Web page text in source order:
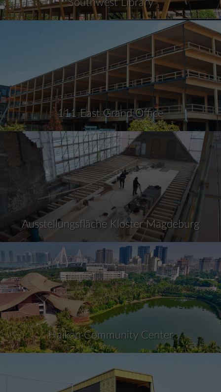
Southwest Library
111 East Grand Office
Ausstellungsfläche Kloster Magdeburg
Haikou Community Center